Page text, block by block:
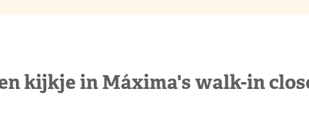
kijkje in Máxima's walk-in